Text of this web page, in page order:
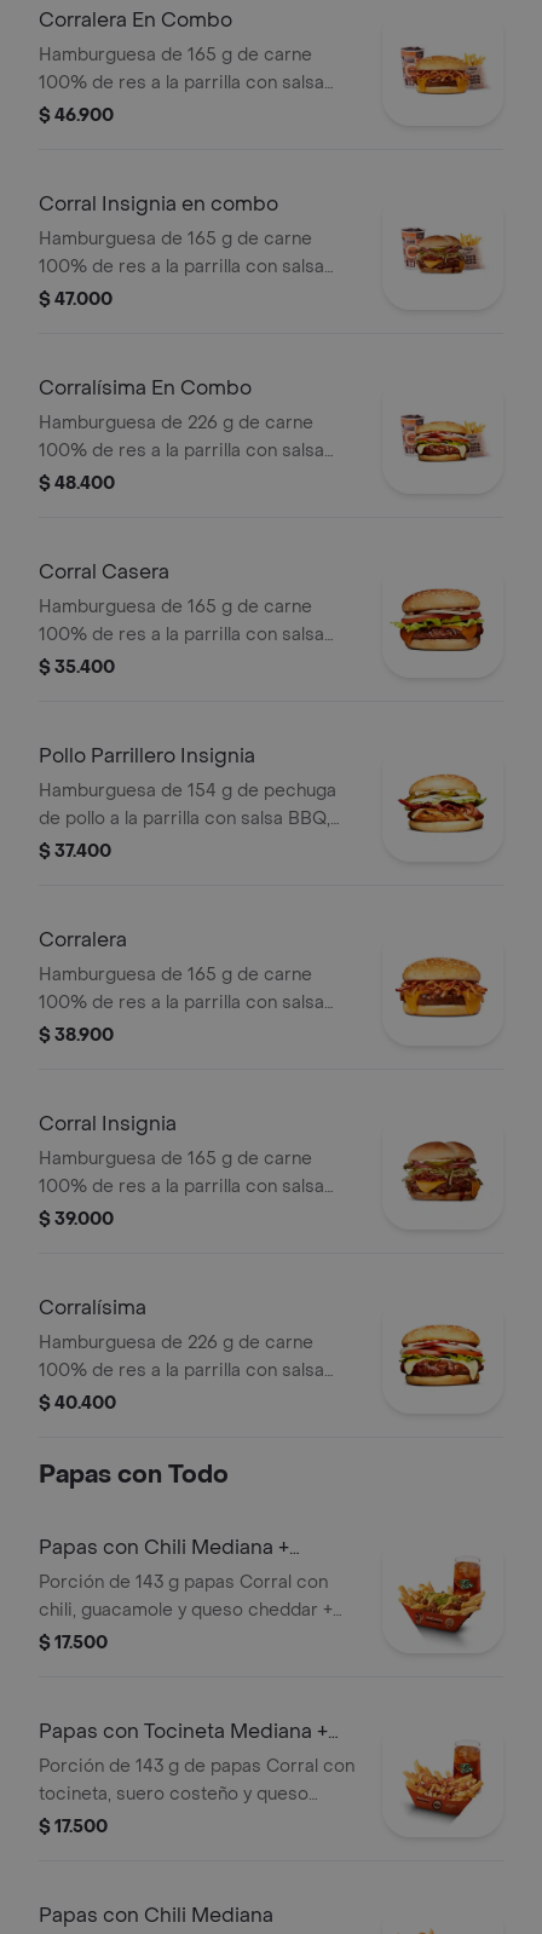
pan papa + papas medianas (Corral o
Corralera En Combo
Hamburguesa de 165 g de carne
100% de res a la parrilla con salsa
bbq, tocineta, queso americano,
bebida pet
$ 46.900
Corral Insignia en combo
Hamburguesa de 165 g de carne
100% de res a la parrilla con salsa
BBQ, tocineta, queso americano,
mostaza en pan papa + papas Corral
$ 47.000
Corralísima En Combo
Hamburguesa de 226 g de carne
100% de res a la parrilla con salsa
bbq, queso mozzarella, tomate,
pet
$ 48.400
Corral Casera
Hamburguesa de 165 g de carne
100% de res a la parrilla con salsa
bbq, queso americano, cebolla en
$ 35.400
Pollo Parrillero Insignia
Hamburguesa de 154 g de pechuga
de pollo a la parrilla con salsa BBQ,
tocineta, una tajada de queso tipo
pan papa
$ 37.400
Corralera
Hamburguesa de 165 g de carne
100% de res a la parrilla con salsa
bbq, tocineta, una tajada de queso
$ 38.900
Corral Insignia
Hamburguesa de 165 g de carne
100% de res a la parrilla con salsa
BBQ, tocineta, queso americano,
mostaza en pan papa
$ 39.000
Corralísima
Hamburguesa de 226 g de carne
100% de res a la parrilla con salsa
bbq, queso mozzarella, tomate en
mostaza
$ 40.400
Papas con Todo
Papas con Chili Mediana +
bebida
Porción de 143 g papas Corral con
chili, guacamole y queso cheddar +
bebida
$ 17.500
Papas con Tocineta Mediana +
bebida
Porción de 143 g de papas Corral con
tocineta, suero costeño y queso
cheddar + bebida
$ 17.500
Papas con Chili Mediana